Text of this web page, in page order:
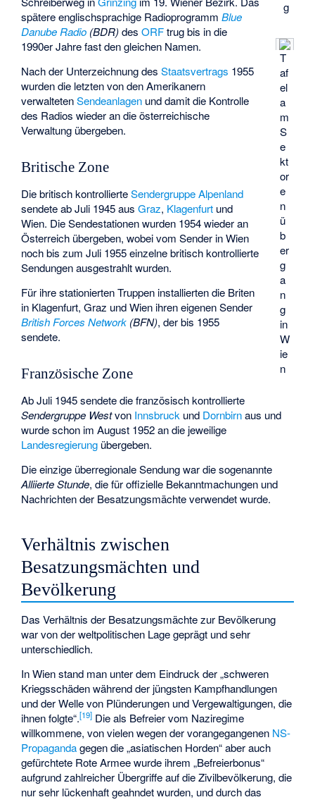
g
T
af
el
a
m
S
e
kt
or
e
n
ü
b
er
g
a
n
g
in
W
ie
n
spätere englischsprachige RadioprogrammBlue
Danube Radio (BDR)desORFtrug bis in die
1990er Jahre fast den gleichen Namen.
Nach der Unterzeichnung desStaatsvertrags 1955
wurden die letzten von den Amerikanern
verwaltetenSendeanlagen und damit die Kontrolle
des Radios wieder an die österreichische
Verwaltung übergeben.
Britische Zone
Die britisch kontrollierteSendergruppe Alpenland
sendete ab Juli 1945 ausGraz, Klagenfurt und
Wien. Die Sendestationen wurden 1954 wieder an
Österreich übergeben, wobei vom Sender in Wien
noch bis zum Juli 1955 einzelne britisch kontrollierte
Sendungen ausgestrahlt wurden.
Für ihre stationierten Truppen installierten die Briten
in Klagenfurt, Graz und Wien ihren eigenen Sender
British Forces Network (BFN), der bis 1955
sendete.
Französische Zone
Ab Juli 1945 sendete die französisch kontrollierte
Sendergruppe Westvon Innsbruck und Dornbirnaus und
wurde schon im August 1952 an die jeweilige
Landesregierung übergeben.
Die einzige überregionale Sendung war die sogenannte
Alliierte Stunde, die für offizielle Bekanntmachungen und
Nachrichten der Besatzungsmächte verwendet wurde.
Verhältnis zwischen
Besatzungsmächten und
Bevölkerung
Das Verhältnis der Besatzungsmächte zur Bevölkerung
war von der weltpolitischen Lage geprägt und sehr
unterschiedlich.
In Wien stand man unter dem Eindruck der „schweren
Kriegsschäden während der jüngsten Kampfhandlungen
und der Welle von Plünderungen und Vergewaltigungen, die
ihnen folgte“.[19] Die als Befreier vom Naziregime
willkommene, von vielen wegen der vorangegangenen NS-
Propagandagegen die „asiatischen Horden“ aber auch
gefürchtete Rote Armee wurde ihrem „Befreierbonus“
aufgrund zahlreicher Übergriffe auf die Zivilbevölkerung, die
nur sehr lückenhaft geahndet wurden, und durch das